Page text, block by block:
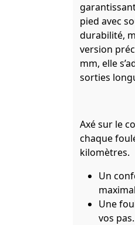
pied avec
durabilité,
version
mm, elle
sorties
Axé sur le
chaque
kilomètres.
Un
Une
vos pas.